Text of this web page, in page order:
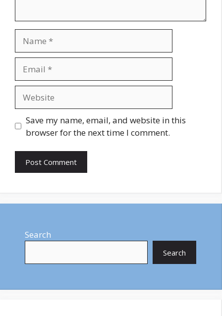
Save my name, email, and website in this
browser for the next time I comment.
Search
Search